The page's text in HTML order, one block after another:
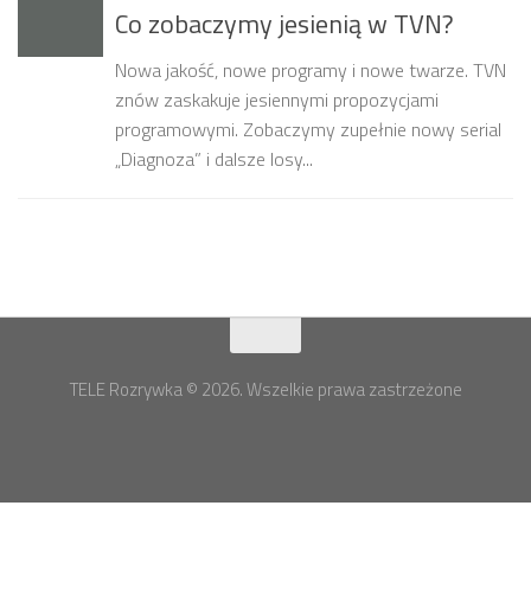
Co zobaczymy jesienią w TVN?
Nowa jakość, nowe programy i nowe twarze. TVN
znów zaskakuje jesiennymi propozycjami
programowymi. Zobaczymy zupełnie nowy serial
„Diagnoza” i dalsze losy...
TELE Rozrywka © 2026. Wszelkie prawa zastrzeżone